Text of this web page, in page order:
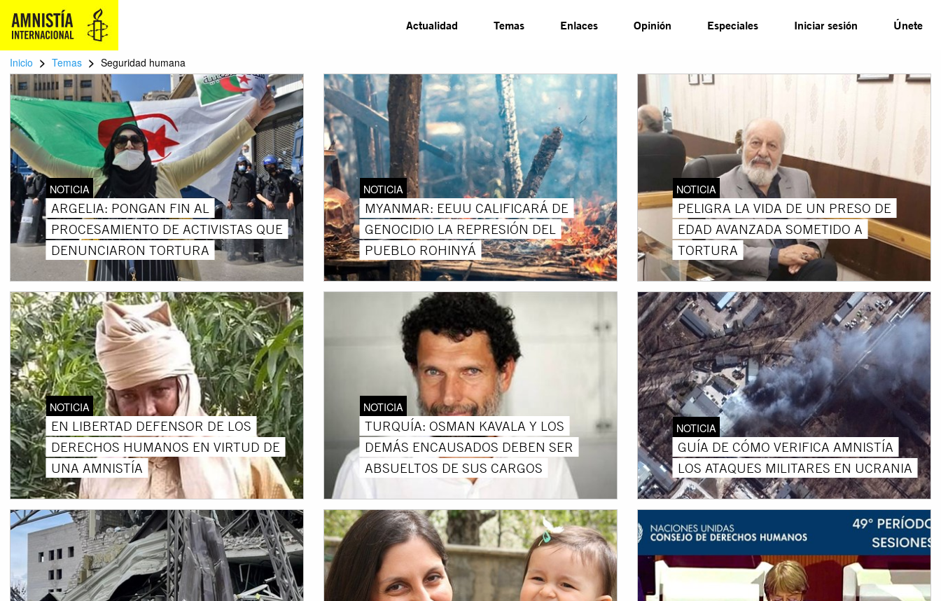
Actualidad Temas Enlaces Opinión Especiales Iniciar sesión Únete
Inicio > Temas > Seguridad humana
NOTICIA
ARGELIA: PONGAN FIN AL
PROCESAMIENTO DE ACTIVISTAS QUE
DENUNCIARON TORTURA
NOTICIA
MYANMAR: EEUU CALIFICARÁ DE
GENOCIDIO LA REPRESIÓN DEL
PUEBLO ROHINYÁ
NOTICIA
PELIGRA LA VIDA DE UN PRESO DE
EDAD AVANZADA SOMETIDO A
TORTURA
NOTICIA
EN LIBERTAD DEFENSOR DE LOS
DERECHOS HUMANOS EN VIRTUD DE
UNA AMNISTÍA
NOTICIA
TURQUÍA: OSMAN KAVALA Y LOS
DEMÁS ENCAUSADOS DEBEN SER
ABSUELTOS DE SUS CARGOS
NOTICIA
GUÍA DE CÓMO VERIFICA AMNISTÍA
LOS ATAQUES MILITARES EN UCRANIA